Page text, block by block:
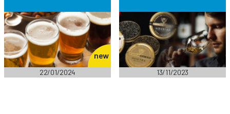
22/01/2024
new
13/11/2023